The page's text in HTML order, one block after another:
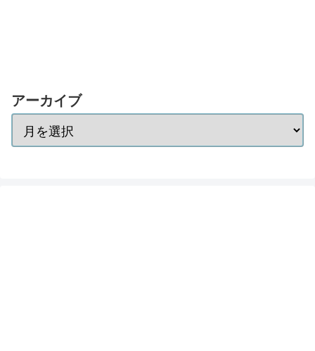
アーカイブ